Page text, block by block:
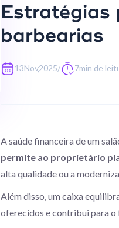
Estratégias
barbearias
13Nov,2025/ 7min de
A saúde financeira de um
permite ao proprietário
alta qualidade ou a
Além disso, um caixa
oferecidos e contribui para